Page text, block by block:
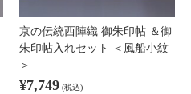
京の伝統西陣織 御朱印帖 ＆御
朱印帖入れセット ＜風船小紋
＞
¥7,749 (税込)